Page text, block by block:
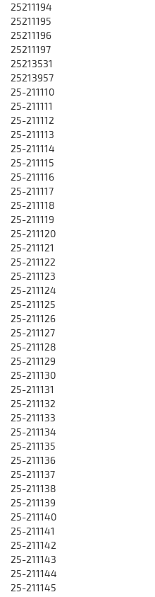
25211194
25211195
25211196
25211197
25213531
25213957
25-211110
25-211111
25-211112
25-211113
25-211114
25-211115
25-211116
25-211117
25-211118
25-211119
25-211120
25-211121
25-211122
25-211123
25-211124
25-211125
25-211126
25-211127
25-211128
25-211129
25-211130
25-211131
25-211132
25-211133
25-211134
25-211135
25-211136
25-211137
25-211138
25-211139
25-211140
25-211141
25-211142
25-211143
25-211144
25-211145